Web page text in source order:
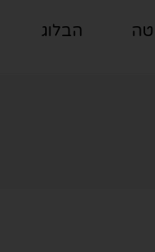
הבלוג